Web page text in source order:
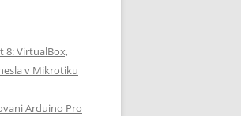
8: VirtualBox,
v Mikrotiku
Arduino Pro